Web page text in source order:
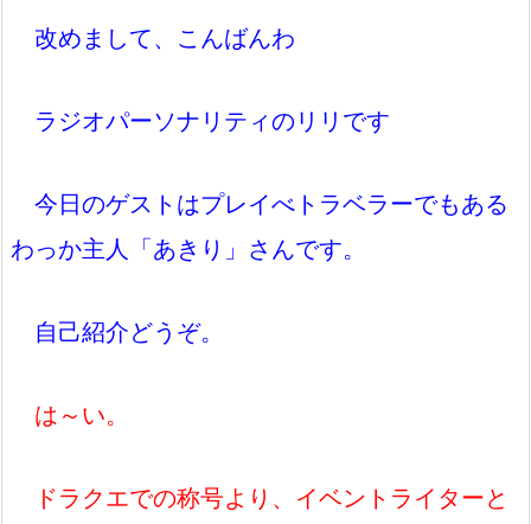
改めまして、こんばんわ
ラジオパーソナリティのリリです
今日のゲストはプレイべトラベラーでもある
わっか主人「あきり」さんです。
自己紹介どうぞ。
は～い。
ドラクエでの称号より、イベントライターと